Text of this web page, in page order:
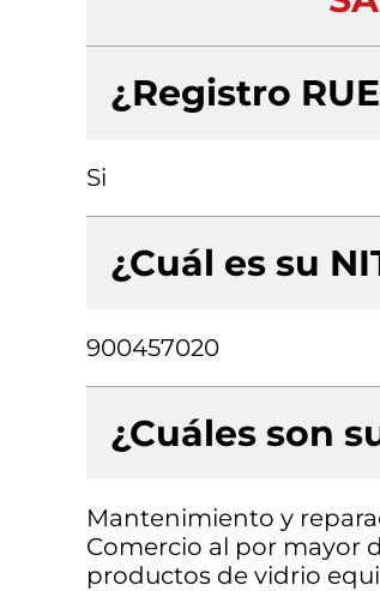
¿Registro
Si
¿Cuál es su
900457020
¿Cuáles son
Mantenimiento y
Comercio al por mayor
productos de vidrio